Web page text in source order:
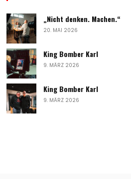
„Nicht denken. Machen.“
20. MAI 2026
King Bomber Karl
9. MÄRZ 2026
King Bomber Karl
9. MÄRZ 2026